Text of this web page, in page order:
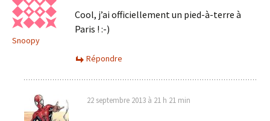
Snoopy
Cool, j’ai officiellement un pied-à-terre à
Paris ! :-)
Répondre
22 septembre 2013 à 21 h 21 min